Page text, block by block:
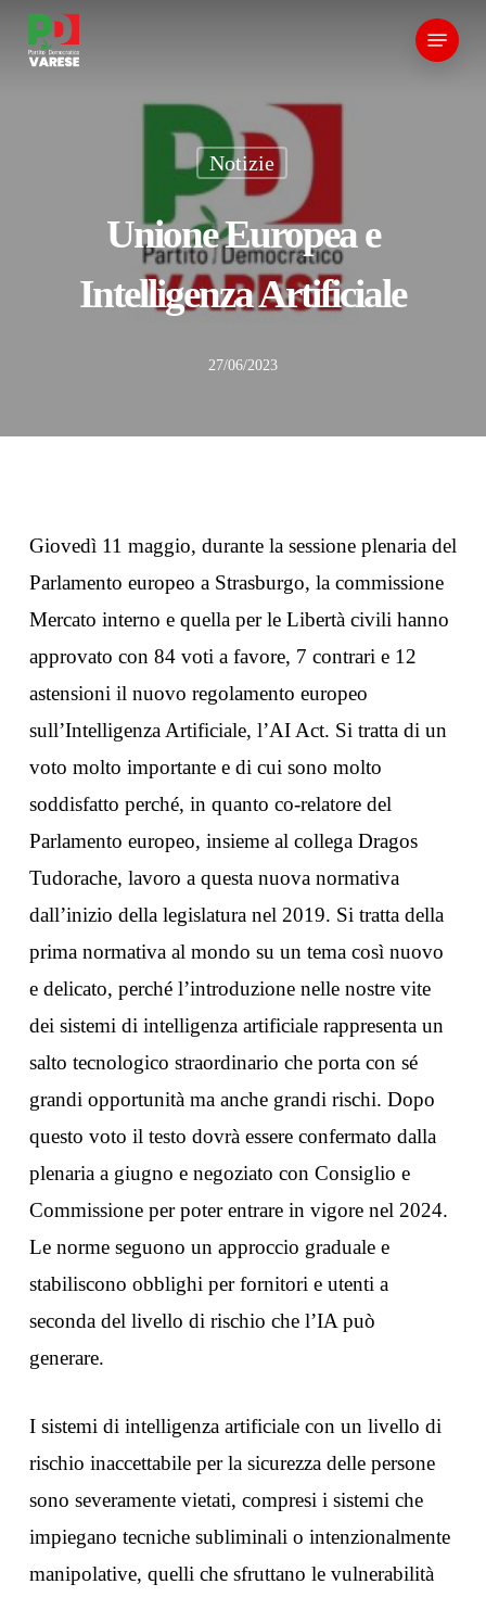
Skip
Menu
Notizie
Unione Europea e
Intelligenza Artificiale
27/06/2023
Giovedì 11 maggio, durante la sessione plenaria del
Parlamento europeo a Strasburgo, la commissione
Mercato interno e quella per le Libertà civili hanno
approvato con 84 voti a favore, 7 contrari e 12
astensioni il nuovo regolamento europeo
sull’Intelligenza Artificiale, l’AI Act. Si tratta di un
voto molto importante e di cui sono molto
soddisfatto perché, in quanto co-relatore del
Parlamento europeo, insieme al collega Dragos
Tudorache, lavoro a questa nuova normativa
dall’inizio della legislatura nel 2019. Si tratta della
prima normativa al mondo su un tema così nuovo
e delicato, perché l’introduzione nelle nostre vite
dei sistemi di intelligenza artificiale rappresenta un
salto tecnologico straordinario che porta con sé
grandi opportunità ma anche grandi rischi. Dopo
questo voto il testo dovrà essere confermato dalla
plenaria a giugno e negoziato con Consiglio e
Commissione per poter entrare in vigore nel 2024.
Le norme seguono un approccio graduale e
stabiliscono obblighi per fornitori e utenti a
seconda del livello di rischio che l’IA può
generare.
I sistemi di intelligenza artificiale con un livello di
rischio inaccettabile per la sicurezza delle persone
sono severamente vietati, compresi i sistemi che
impiegano tecniche subliminali o intenzionalmente
manipolative, quelli che sfruttano le vulnerabilità